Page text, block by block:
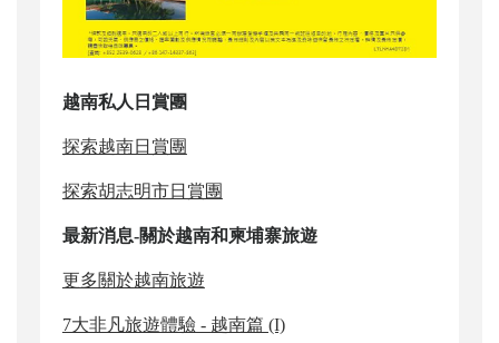
越南私人日賞團
探索越南日賞團
探索胡志明市日賞團
最新消息-關於越南和柬埔寨旅遊
更多關於越南旅遊
7大非凡旅遊體驗 - 越南篇 (I)